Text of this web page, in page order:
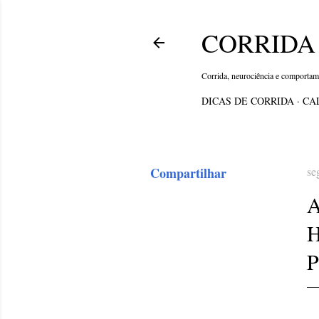
Corrida, neurociência e
DICAS DE CORRIDA
Compartilhar